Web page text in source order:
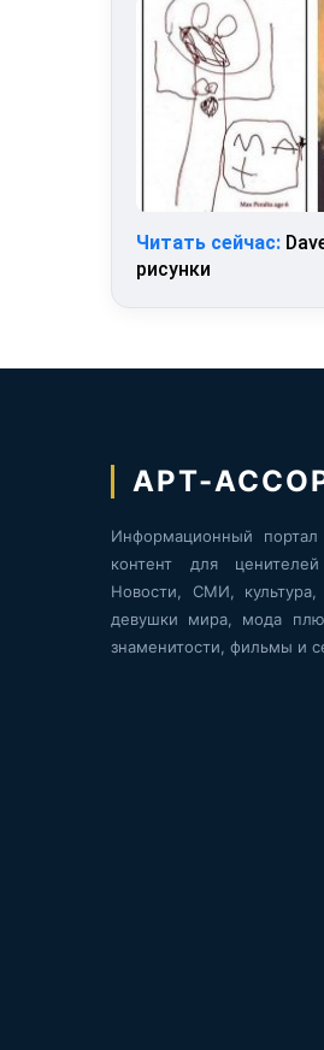
Читать сейчас:
рисунки
АРТ-
Информационный портал
контент для
Новости, СМИ, культура,
девушки мира, мода
знаменитости, фильмы и